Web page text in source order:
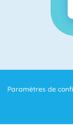
Paramètres de